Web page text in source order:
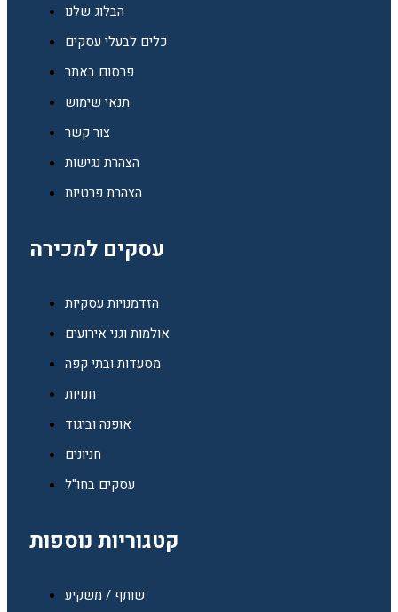
הבלוג שלנו
כלים לבעלי עסקים
פרסום באתר
תנאי שימוש
צור קשר
הצהרת נגישות
הצהרת פרטיות
עסקים למכירה
הזדמנויות עסקיות
אולמות וגני אירועים
מסעדות ובתי קפה
חנויות
אופנה וביגוד
חניונים
עסקים בחו"ל
קטגוריות נוספות
שותף / משקיע